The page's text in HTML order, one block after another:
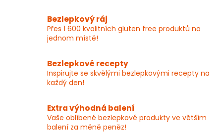
Bezlepkový ráj
Přes 1 600 kvalitních gluten free produktů na
jednom místě!
Bezlepkové recepty
Inspirujte se skvělými bezlepkovými recepty na
každý den!
Extra výhodná balení
Vaše oblíbené bezlepkové produkty ve větším
balení za méně peněz!